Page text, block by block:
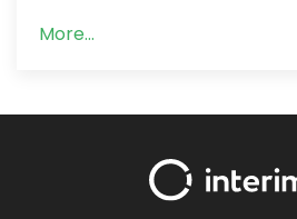
More...